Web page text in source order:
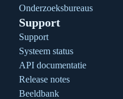
Onderzoeksbureaus
Support
Support
Systeem status
API documentatie
Release notes
Beeldbank